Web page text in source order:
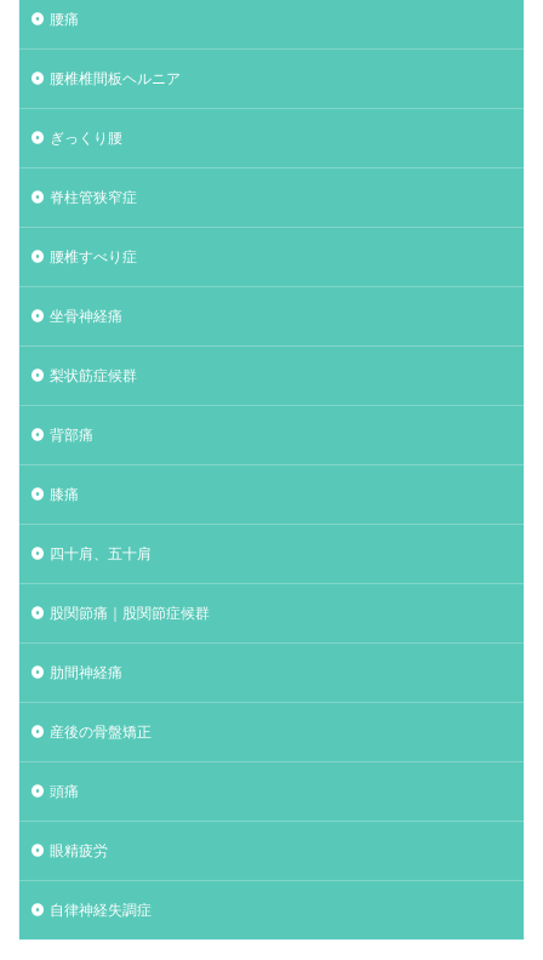
腰痛
腰椎椎間板ヘルニア
ぎっくり腰
脊柱管狭窄症
腰椎すべり症
坐骨神経痛
梨状筋症候群
背部痛
膝痛
四十肩、五十肩
股関節痛｜股関節症候群
肋間神経痛
産後の骨盤矯正
頭痛
眼精疲労
自律神経失調症